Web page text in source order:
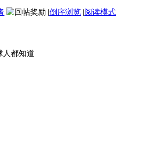
|倒序浏览 |阅读模式
人都知道